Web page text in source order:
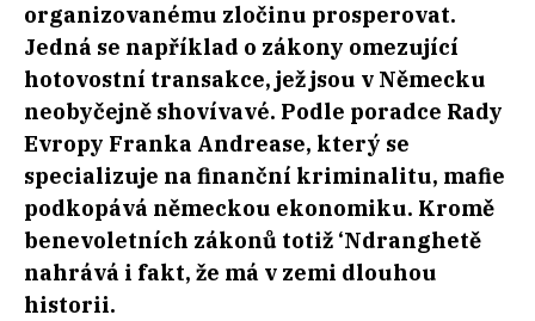
organizovanému zločinu prosperovat.
Jedná se například o zákony omezující
hotovostní transakce, jež jsou v Německu
neobyčejně shovívavé. Podle poradce Rady
Evropy Franka Andrease, který se
specializuje na finanční kriminalitu, mafie
podkopává německou ekonomiku. Kromě
benevoletních zákonů totiž ‘Ndranghetě
nahrává i fakt, že má v zemi dlouhou
historii.